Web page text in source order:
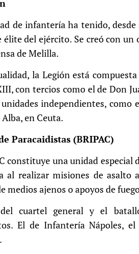
de infantería ha tenido,
élite del ejército. Se creó con
de Melilla.
la Legión está
con tercios como el de Don
independientes,
en Ceuta.
Paracaidistas (BRIPAC)
constituye una unidad
al realizar misiones de asalto
medios ajenos o apoyos de
cuartel general y el
El de Infantería Nápoles,